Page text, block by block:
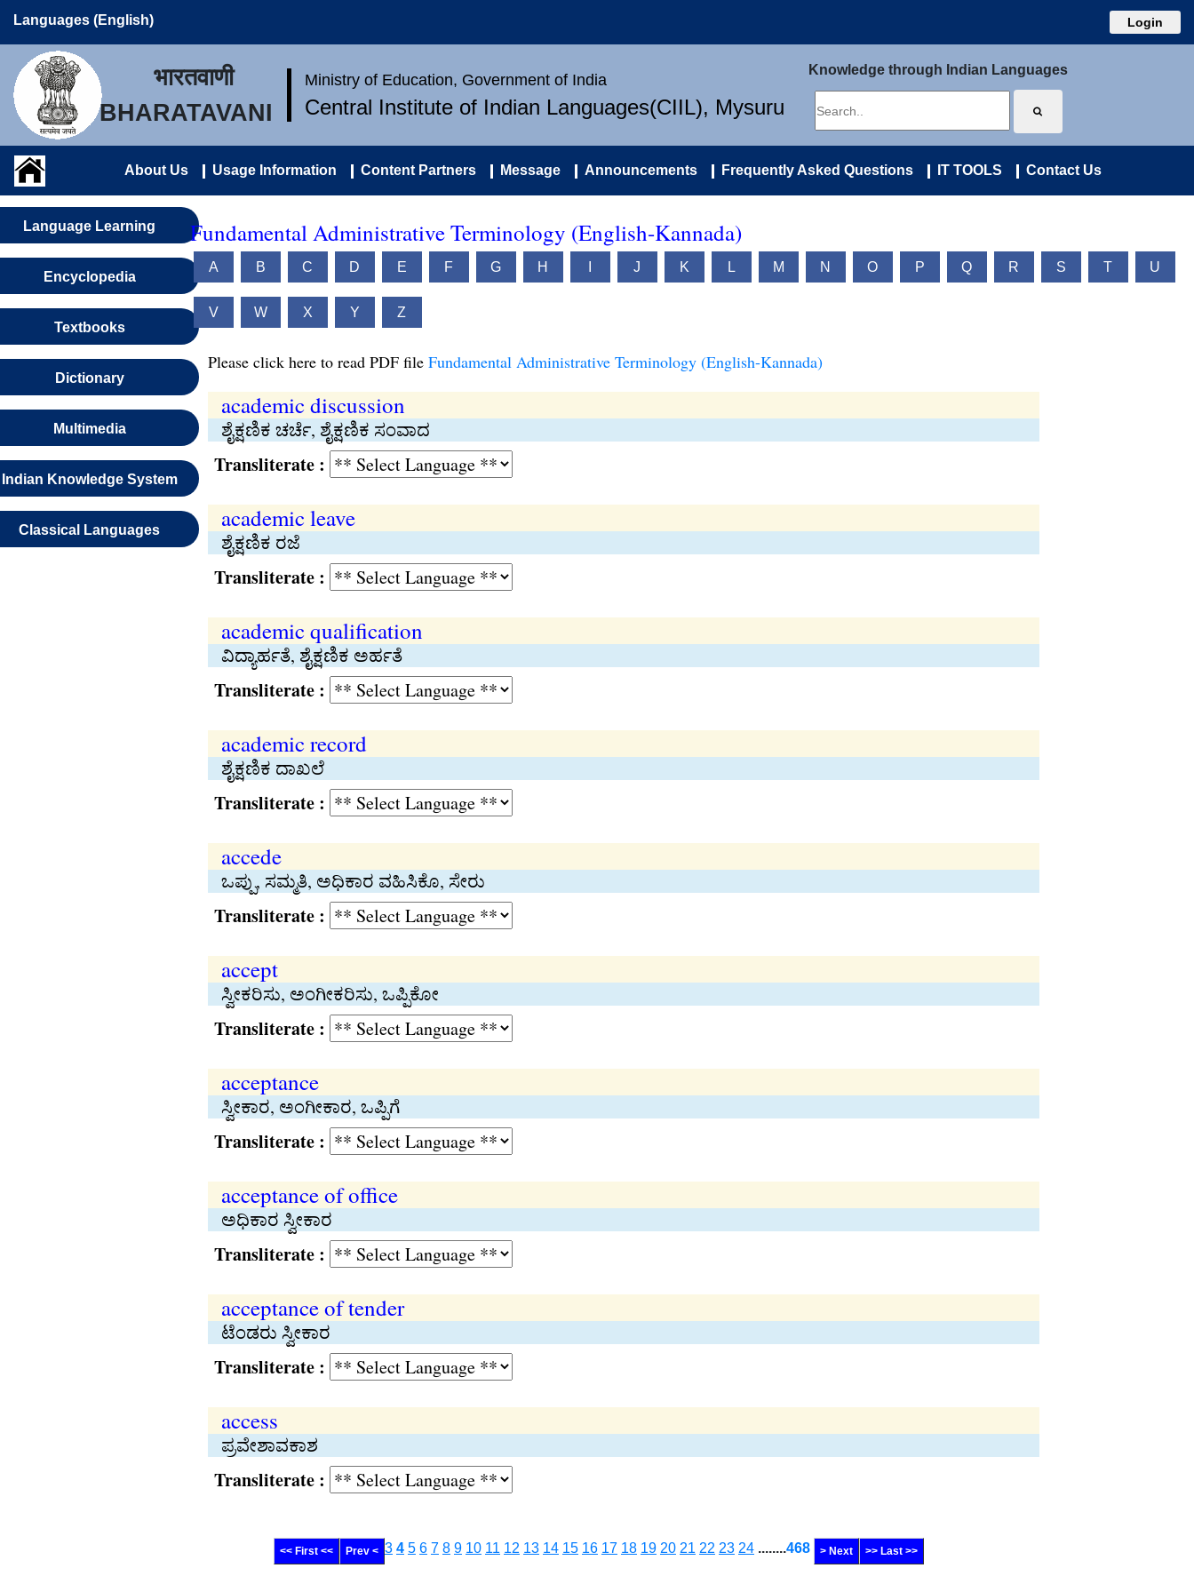
Languages (English) Login
भारतवाणी
BHARATAVANI
Ministry of Education, Government of India
Central Institute of Indian Languages(CIIL), Mysuru
Knowledge through Indian Languages
About Us Usage Information Content Partners Message Announcements Frequently Asked Questions IT TOOLS Contact Us
Language Learning
Encyclopedia
Textbooks
Dictionary
Multimedia
Indian Knowledge System
Classical Languages
Fundamental Administrative Terminology (English-Kannada)
A B C D E F G H J K L M N O P Q R S T U
V W X Y Z
Please click here to read PDF file Fundamental Administrative Terminology (English-Kannada)
academic discussion
ಶೈಕ್ಷಣಿಕ ಚರ್ಚೆ, ಶೈಕ್ಷಣಿಕ ಸಂವಾದ
Transliterate :
academic leave
ಶೈಕ್ಷಣಿಕ ರಜೆ
Transliterate :
academic qualification
ವಿದ್ಯಾರ್ಹತೆ, ಶೈಕ್ಷಣಿಕ ಅರ್ಹತೆ
Transliterate :
academic record
ಶೈಕ್ಷಣಿಕ ದಾಖಲೆ
Transliterate :
accede
ಒಪ್ಪು, ಸಮ್ಮತಿ, ಅಧಿಕಾರ ವಹಿಸಿಕೊ, ಸೇರು
Transliterate :
accept
ಸ್ವೀಕರಿಸು, ಅಂಗೀಕರಿಸು, ಒಪ್ಪಿಕೋ
Transliterate :
acceptance
ಸ್ವೀಕಾರ, ಅಂಗೀಕಾರ, ಒಪ್ಪಿಗೆ
Transliterate :
acceptance of office
ಅಧಿಕಾರ ಸ್ವೀಕಾರ
Transliterate :
acceptance of tender
ಟೆಂಡರು ಸ್ವೀಕಾರ
Transliterate :
access
ಪ್ರವೇಶಾವಕಾಶ
Transliterate :
<< First << Prev < 3 4 5 6 7 8 9 10 11 12 13 14 15 16 17 18 19 20 21 22 23 24 ........468 > Next >> Last >>